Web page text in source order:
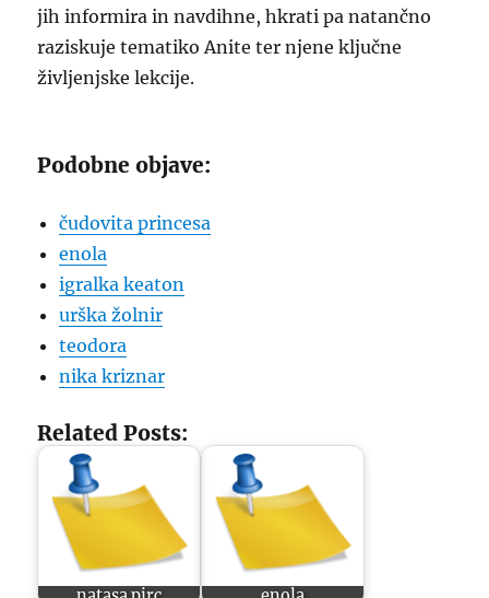
jih informira in navdihne, hkrati pa natančno
raziskuje tematiko Anite ter njene ključne
življenjske lekcije.
Podobne objave:
čudovita princesa
enola
igralka keaton
urška žolnir
teodora
nika kriznar
Related Posts: